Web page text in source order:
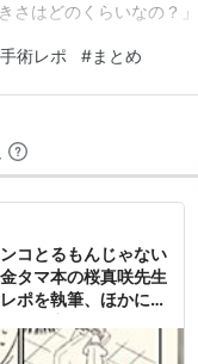
さはどのくらいなの？
と言った悩みが解決でき
もメリット・デメリッ
抜くのはope後3週間
きならope後約1週間
手術レポ #まとめ
コとるもんじゃない
タマ本の桜真咲先生
ポを執筆、ほかに新